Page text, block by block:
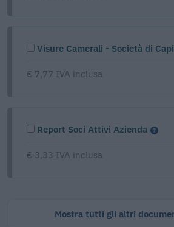
Visure Camerali - Società di
€ 7,77 IVA inclusa
Report Soci Attivi Azienda
€ 3,33 IVA inclusa
Mostra tutti gli altri